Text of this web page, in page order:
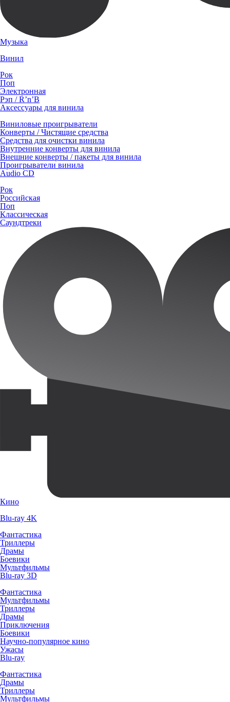
Музыка
Винил
Рок
Поп
Электронная
Рэп / R’n’B
Аксессуары для винила
Виниловые проигрыватели
Конверты / Чистящие средства
Средства для очистки винила
Внутренние конверты для винила
Внешние конверты / пакеты для винила
Проигрыватели винила
Audio CD
Рок
Российская
Поп
Классическая
Саундтреки
Кино
Blu-ray 4K
Фантастика
Триллеры
Драмы
Боевики
Мультфильмы
Blu-ray 3D
Фантастика
Мультфильмы
Триллеры
Драмы
Приключения
Боевики
Научно-популярное кино
Ужасы
Blu-ray
Фантастика
Драмы
Триллеры
Мультфильмы